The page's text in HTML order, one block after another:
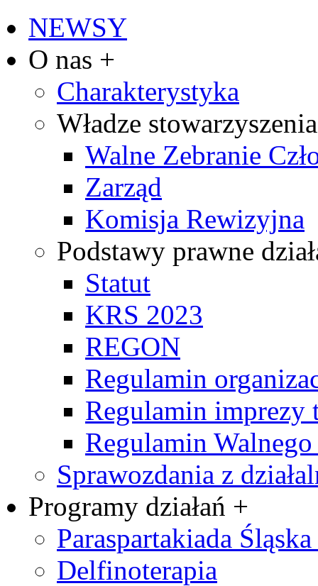
NEWSY
O nas +
Charakterystyka
Władze stowarzyszenia
Walne Zebranie
Zarząd
Komisja Rewizyjna
Podstawy prawne
Statut
KRS 2023
REGON
Regulamin
Regulamin
Regulamin
Sprawozdania z
Programy działań +
Paraspartakiada
Delfinoterapia